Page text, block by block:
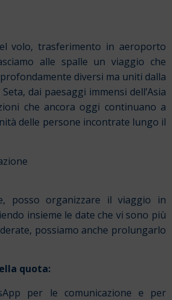
volo, trasferimento in aeroporto
alle spalle un viaggio che
diversi ma uniti dalla
dai paesaggi immensi dell’Asia
che ancora oggi continuano a
delle persone incontrate lungo il
posso organizzare il viaggio in
insieme le date che vi sono più
possiamo anche prolungarlo
quota:
per le comunicazione e per